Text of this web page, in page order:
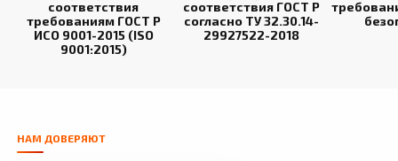
соответствия
требованиям ГОСТ Р
ИСО 9001-2015 (ISO
9001:2015)
соответствия ГОСТ Р
согласно ТУ 32.30.14-
29927522-2018
НАМ ДОВЕРЯЮТ